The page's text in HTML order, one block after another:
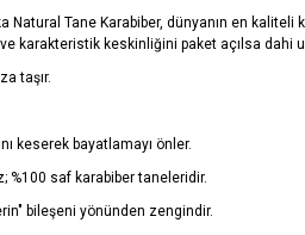
Tane Karabiber, dünyanın en
karakteristik keskinliğini paket açılsa dahi
taşır.
keserek bayatlamayı önler.
%100 saf karabiber taneleridir.
bileşeni yönünden zengindir.